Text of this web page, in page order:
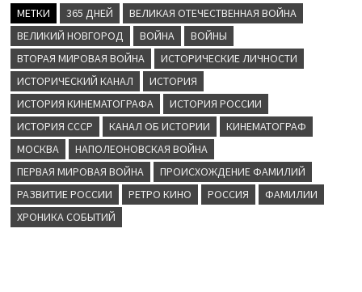
МЕТКИ 365 ДНЕЙ
ВЕЛИКАЯ ОТЕЧЕСТВЕННАЯ ВОЙНА
ВЕЛИКИЙ НОВГОРОД
ВОЙНА
ВОЙНЫ
ВТОРАЯ МИРОВАЯ ВОЙНА
ИСТОРИЧЕСКИЕ ЛИЧНОСТИ
ИСТОРИЧЕСКИЙ КАНАЛ
ИСТОРИЯ
ИСТОРИЯ КИНЕМАТОГРАФА
ИСТОРИЯ РОССИИ
ИСТОРИЯ СССР
КАНАЛ ОБ ИСТОРИИ
КИНЕМАТОГРАФ
МОСКВА
НАПОЛЕОНОВСКАЯ ВОЙНА
ПЕРВАЯ МИРОВАЯ ВОЙНА
ПРОИСХОЖДЕНИЕ ФАМИЛИЙ
РАЗВИТИЕ РОССИИ
РЕТРО КИНО РОССИЯ
ФАМИЛИИ
ХРОНИКА СОБЫТИЙ